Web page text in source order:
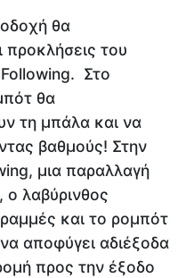
θα
του
Στο
θα
τη μπάλα και να
βαθμούς! Στην
μια παραλλαγή
λαβύρινθος
και το ρομπότ
αποφύγει αδιέξοδα
προς την έξοδο